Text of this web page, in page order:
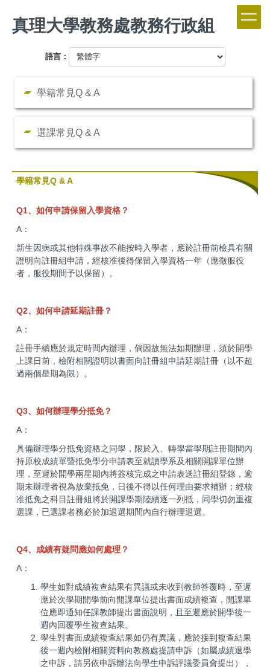
到
主真理大學教務處教務行政組
語言：
學籍常見Q & A
選課常見Q & A
學籍常見Q & A
Q1、如何申請保留入學資格？
A：
新生因病或其他特殊事故不能按時入學者，應於註冊前檢具有關
證明向註冊組申請，經核准後得保留入學資格一年（應徵服役
者，服役期間予以保留）。
Q2、如何申請延期註冊？
A：
註冊手續應於規定時間內辦理，倘因故無法如期辦理，須於開學
上課日前，檢附相關證明以書面向註冊組申請延期註冊（以不超
過兩個星期為限）。
Q3、如何辦理學分抵免？
A：
具備辦理學分抵免資格之同學，限於入、轉學當學期註冊期間內
持原校成績單暨抵免學分申請表至就讀學系及相關開課單位辦
理，至遲於開學兩星期內將簽核完成之申請表送註冊組登錄，逾
期未辦理者視為放棄抵免，日後不得以任何理由要求補辦；經核
准抵免之科目註冊組將於開課學期陸續逐一列抵，同學切勿重複
選課，已選課者務必於加退選期間內自行辦理退選。
Q4、成績有疑問應如何處理？
A：
學生如對成績複查結果有異議或未收到教師答覆時，至遲
應於次學期開學前向開課單位提出書面成績複查，開課單
位應即通知任課教師提出書面說明，且至遲應於開學後一
週內回覆學生複查結果。
學生對書面成績複查結果如仍有異議，應於接到複查結果
後一週內檢附相關資料向教務處提請申訴（如屬成績退學
之申訴，請另依申訴辦法向學生申訴評議委員會提出），